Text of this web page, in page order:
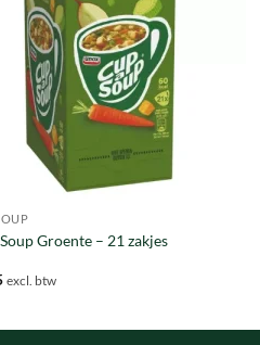
Groente – 21 zakjes
excl. btw